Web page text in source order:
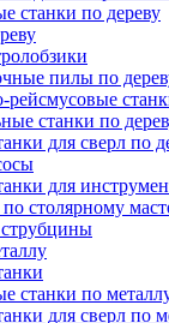
станки по дереву
пилы по
рейсмусовые
станки по
для сверл по
для
столярному
станки по
для сверл по